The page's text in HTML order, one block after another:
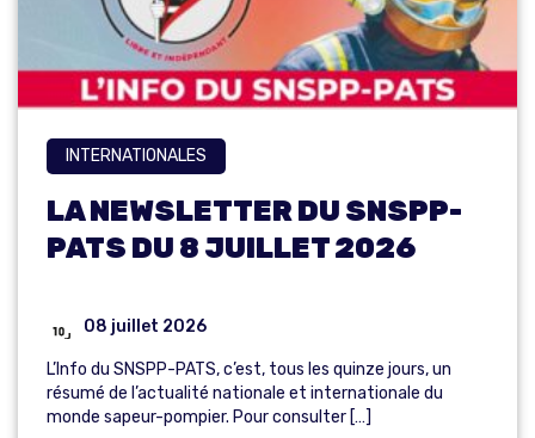
INTERNATIONALES
LA NEWSLETTER DU SNSPP-
PATS DU 8 JUILLET 2026
08 juillet 2026
L’Info du SNSPP-PATS, c’est, tous les quinze jours, un
résumé de l’actualité nationale et internationale du
monde sapeur-pompier. Pour consulter […]